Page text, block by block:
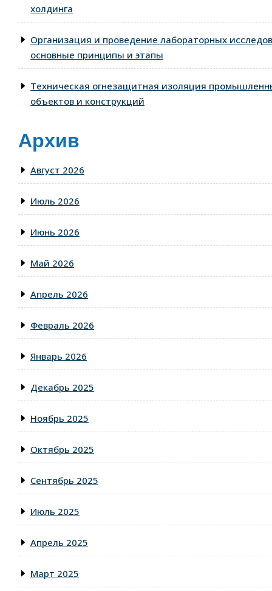
холдинга
Организация и проведение лабораторных
основные принципы и этапы
Техническая огнезащитная изоляция
объектов и конструкций
Архив
Август 2026
Июль 2026
Июнь 2026
Май 2026
Апрель 2026
Февраль 2026
Январь 2026
Декабрь 2025
Ноябрь 2025
Октябрь 2025
Сентябрь 2025
Июль 2025
Апрель 2025
Март 2025